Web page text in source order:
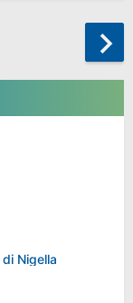
Nigella